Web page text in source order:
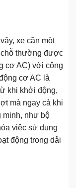
xe cần một
chỗ thường được
cơ AC) với công
cơ AC là
khi khởi động,
mà ngay cả khi
minh, như bộ
việc sử dụng
động trong dải